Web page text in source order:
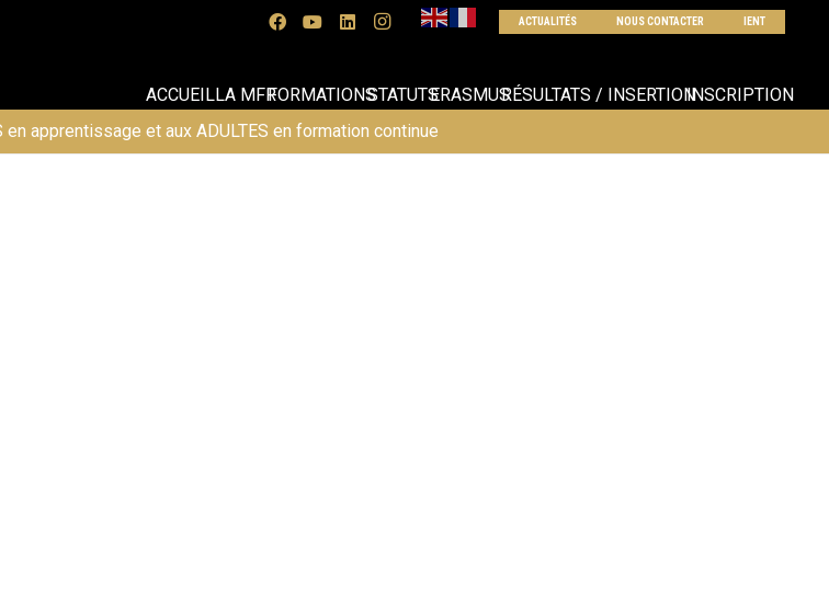
ACTUALITÉS NOUS CONTACTER IENT
ACCUEILLA MFRFORMATIONSSTATUTSERASMUSRÉSULTATS / INSERTIONINSCRIPTION
apprentissage et aux ADULTES en formation continue